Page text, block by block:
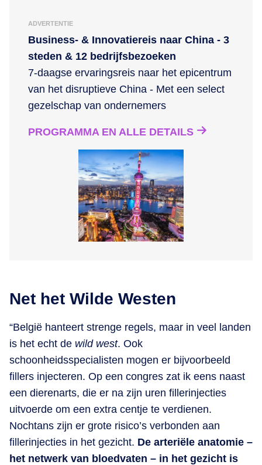
ADVERTENTIE
Business- & Innovatiereis naar China - 3
steden & 12 bedrijfsbezoeken
7-daagse ervaringsreis naar het epicentrum
van het disruptieve China - Met een select
gezelschap van ondernemers
PROGRAMMA EN ALLE DETAILS
Net het Wilde Westen
“België hanteert strenge regels, maar in veel landen
is het echt de wild west. Ook
schoonheidsspecialisten mogen er bijvoorbeeld
fillers injecteren. Op een congres zat ik eens naast
een dierenarts, die er na zijn uren fillerinjecties
uitvoerde om een extra centje te verdienen.
Nochtans zijn er grote risico’s verbonden aan
fillerinjecties in het gezicht. De arteriële anatomie –
het netwerk van bloedvaten – in het gezicht is